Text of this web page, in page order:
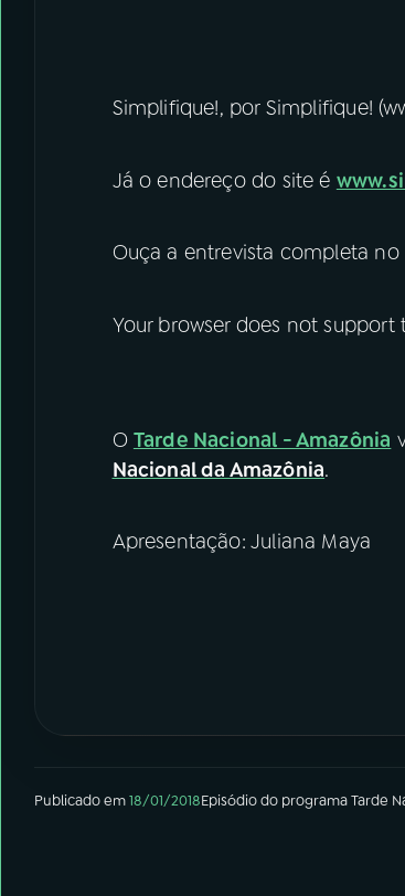
Simplifique!, por Simplifique!
Já o endereço do site é
Ouça a entrevista completa no
Your browser does not
O Tarde Nacional - Amazônia
Nacional da Amazônia.
Apresentação: Juliana Maya
Publicado em18/01/2018Episódiodo programaTarde